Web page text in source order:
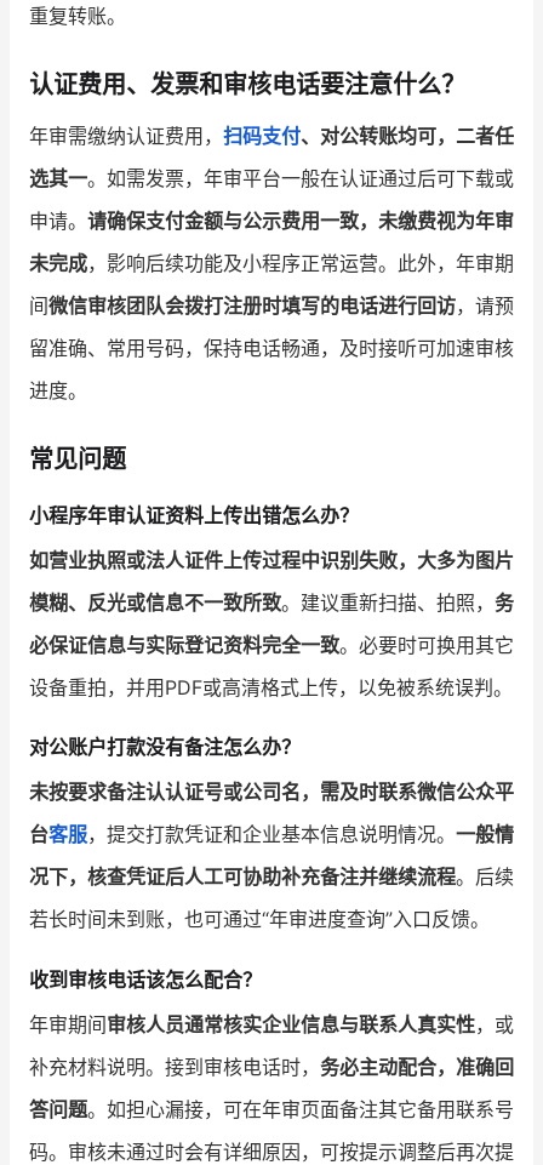
重复转账。
认证费用、发票和审核电话要注意什么？
年审需缴纳认证费用， 扫码支付、对公转账均可，二者任
选其一。如需发票，年审平台一般在认证通过后可下载或
申请。 请确保支付金额与公示费用一致，未缴费视为年审
未完成，影响后续功能及小程序正常运营。此外，年审期
间微信审核团队会拨打注册时填写的电话进行回访，请预
留准确、常用号码，保持电话畅通，及时接听可加速审核
进度。
常见问题
小程序年审认证资料上传出错怎么办？
如营业执照或法人证件上传过程中识别失败，大多为图片
模糊、反光或信息不一致所致。建议重新扫描、拍照， 务
必保证信息与实际登记资料完全一致。必要时可换用其它
设备重拍，并用PDF或高清格式上传，以免被系统误判。
对公账户打款没有备注怎么办？
未按要求备注认认证号或公司名，需及时联系微信公众平
台客服，提交打款凭证和企业基本信息说明情况。 一般情
况下，核查凭证后人工可协助补充备注并继续流程。后续
若长时间未到账，也可通过“年审进度查询”入口反馈。
收到审核电话该怎么配合？
年审期间审核人员通常核实企业信息与联系人真实性，或
补充材料说明。接到审核电话时， 务必主动配合，准确回
答问题。如担心漏接，可在年审页面备注其它备用联系号
码。审核未通过时会有详细原因，可按提示调整后再次提